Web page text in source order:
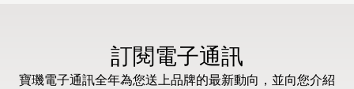
訂閱電子通訊
寶璣電子通訊全年為您送上品牌的最新動向，並向您介紹